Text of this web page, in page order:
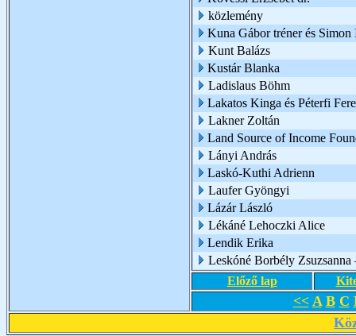
közlemény
Kuna Gábor tréner és
Kunt Balázs
Kustár Blanka
Ladislaus Böhm
Lakatos Kinga és Péterfi
Lakner Zoltán
Land Source of Income
Lányi András
Laskó-Kuthi Adrienn
Laufer Gyöngyi
Lázár László
Lékáné Lehoczki Alice
Lendik Erika
Leskóné Borbély
Előző lap
<< A B C